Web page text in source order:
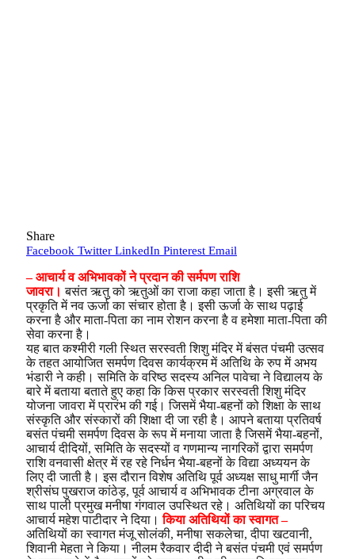
Share
Facebook Twitter LinkedIn Pinterest Email
– आचार्य व अभिभावकों ने प्रदान की सर्मपण राशि
जावरा। बसंत ऋतु को ऋतुओं का राजा कहा जाता है। इसी ऋतु में
प्रकृति में नव ऊर्जा का संचार होता है। इसी ऊर्जा के साथ पढ़ाई
करना है और माता-पिता का नाम रोशन करना है व हमेशा माता-पिता की
सेवा करना है।
यह बात कश्मीरी गली स्थित सरस्वती शिशु मंदिर में बंसत पंचमी उत्सव
के तहत आयोजित समर्पण दिवस कार्यक्रम में अतिथि के रुप में अभय
भंडारी ने कही। समिति के वरिष्ठ सदस्य अनिल पावेचा ने विद्यालय के
बारे में बताया बताते हुए कहा कि किस प्रकार सरस्वती शिशु मंदिर
योजना जावरा में प्रारंभ की गई। जिसमें भैया-बहनों को शिक्षा के साथ
संस्कृति और संस्कारों की शिक्षा दी जा रही है। आपने बताया प्रतिवर्ष
बसंत पंचमी समर्पण दिवस के रूप में मनाया जाता है जिसमें भैया-बहनों,
आचार्य दीदियों, समिति के सदस्यों व गणमान्य नागरिकों द्वारा समर्पण
राशि वनवासी क्षेत्र में रह रहे निर्धन भैया-बहनों के विद्या अध्ययन के
लिए दी जाती है। इस दौरान विशेष अतिथि पूर्व अध्यक्ष साधु मार्गी जैन
श्रीसंघ पुखराज कांठेड़, पूर्व आचार्य व अभिभावक टीना अग्रवाल के
साथ पाली प्रमुख मनीषा गंगवाल उपस्थित रहे। अतिथियों का परिचय
आचार्य महेश पाटीदार ने दिया। किया अतिथियों का स्वागत –
अतिथियों का स्वागत मंजू सोलंकी, मनीषा सकलेचा, दीपा खटवानी,
शिवानी मेहता ने किया। नीलम रैकवार दीदी ने बसंत पंचमी एवं समर्पण